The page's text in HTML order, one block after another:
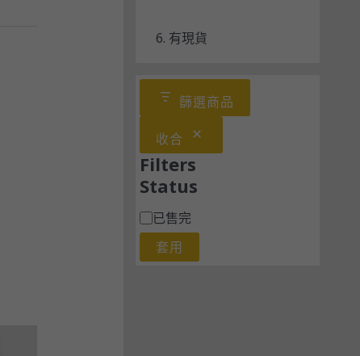
6. 有現貨
篩選商品
收合
Filters
Status
已售完
套用